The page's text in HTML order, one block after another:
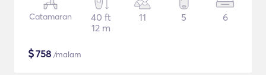
Catamaran
40 ft
12 m
11 5 6
$758 /malam